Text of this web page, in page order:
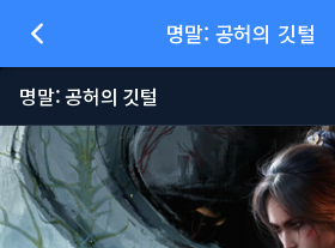
명말: 공허의 깃털
명말: 공허의 깃털